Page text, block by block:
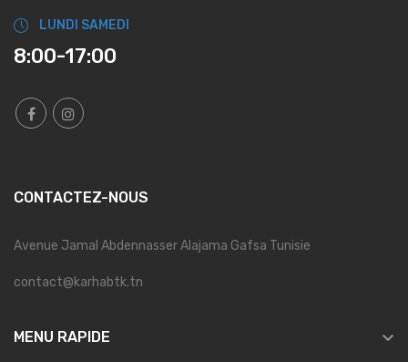
LUNDI SAMEDI
8:00-17:00
CONTACTEZ-NOUS
Avenue Jamal Abdennasser Alajama Gafsa Tunisie
contact@karhabtk.tn
MENU RAPIDE 